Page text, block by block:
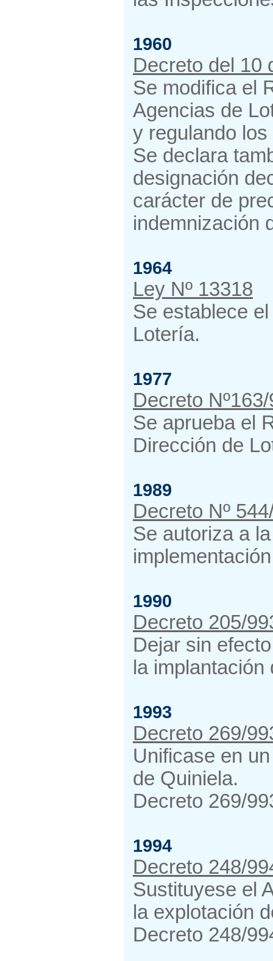
1960
Decreto del 10
Se modifica el
Agencias de
y regulando
Se declara
designación
carácter de
indemnización
1964
Ley Nº 13318
Se establece
Lotería.
1977
Decreto
Se aprueba el
Dirección de
1989
Decreto Nº
Se autoriza a
1990
Decreto 205/
Dejar sin
la
1993
Decreto 269/
Unificase en
de Quiniela.
Decreto 269/
1994
Decreto 248/
Sustituyese el
la explotación
Decreto 248/